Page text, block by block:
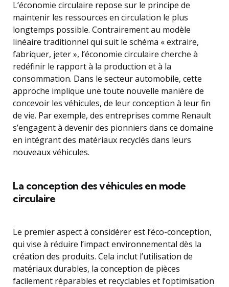
L’économie circulaire repose sur le principe de
maintenir les ressources en circulation le plus
longtemps possible. Contrairement au modèle
linéaire traditionnel qui suit le schéma « extraire,
fabriquer, jeter », l’économie circulaire cherche à
redéfinir le rapport à la production et à la
consommation. Dans le secteur automobile, cette
approche implique une toute nouvelle manière de
concevoir les véhicules, de leur conception à leur fin
de vie. Par exemple, des entreprises comme Renault
s’engagent à devenir des pionniers dans ce domaine
en intégrant des matériaux recyclés dans leurs
nouveaux véhicules.
La conception des véhicules en mode
circulaire
Le premier aspect à considérer est l’éco-conception,
qui vise à réduire l’impact environnemental dès la
création des produits. Cela inclut l’utilisation de
matériaux durables, la conception de pièces
facilement réparables et recyclables et l’optimisation